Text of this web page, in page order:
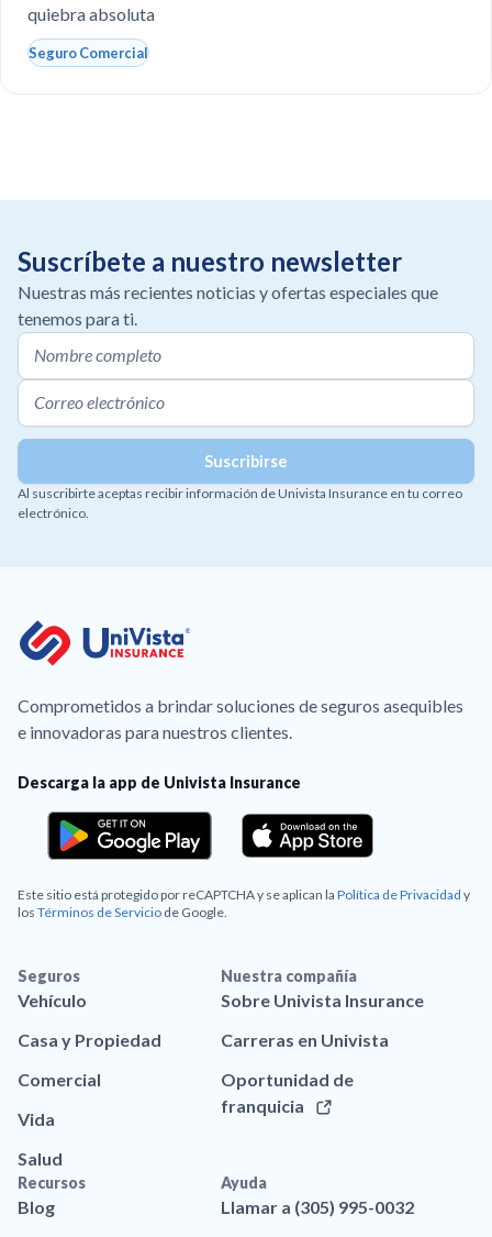
quiebra absoluta
Seguro Comercial
Suscríbete a nuestro newsletter
Nuestras más recientes noticias y ofertas especiales que
tenemos para ti.
Al suscribirte aceptas recibir información de Univista Insurance en tu correo
electrónico.
Comprometidos a brindar soluciones de seguros asequibles
e innovadoras para nuestros clientes.
Descarga la app de Univista Insurance
Este sitio está protegido por reCAPTCHA y se aplican la Política de Privacidad y
los Términos de Servicio de Google.
Seguros
Vehículo
Casa y Propiedad
Comercial
Vida
Salud
Nuestra compañía
Sobre Univista Insurance
Carreras en Univista
Oportunidad de
franquicia
Recursos
Blog
Ayuda
Llamar a (305) 995-0032